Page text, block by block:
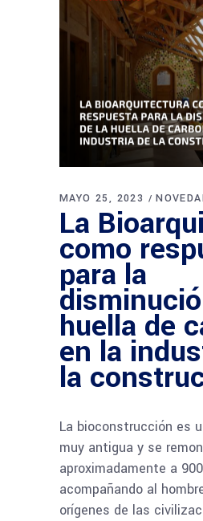
MAYO 25, 2023
La
como
para la
huella de
en la
la
La bioconstrucción es
muy antigua y se
aproximadamente a
acompañando al
orígenes de las